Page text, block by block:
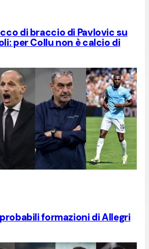
di braccio di Pavlovic su
per Collu non è calcio di
formazioni di Allegri